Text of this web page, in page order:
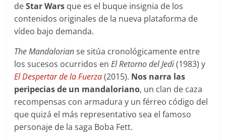
deStar Wars que es el buque insignia de los
contenidos originales de la nueva plataforma de
vídeo bajo demanda.
The Mandalorianse sitúa cronológicamente entre
los sucesos ocurridos enEl Retorno del Jedi(1983) y
El Despertar de la Fuerza(2015). Nos narra las
peripecias de un mandaloriano, un clan de caza
recompensas con armadura y un férreo código del
que quizá el más representativo sea el famoso
personaje de la saga Boba Fett.